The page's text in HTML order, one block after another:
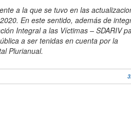
a la que se tuvo en las
En este sentido, además de
Integral a las Víctimas – SDARIV
a ser tenidas en cuenta por la
Plurianual.